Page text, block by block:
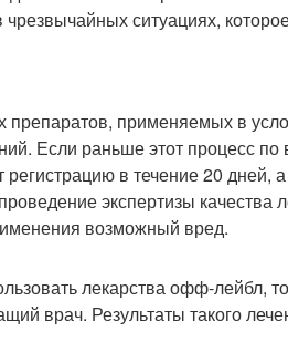
ситуациях,
применяемых в
Если раньше этот процесс
в течение 20 дней,
экспертизы качества
возможный вред.
лекарства офф-лейбл,
врач. Результаты такого